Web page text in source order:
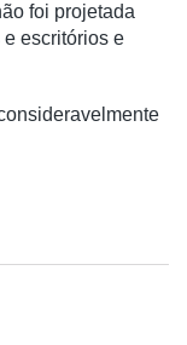
foi projetada
escritórios e